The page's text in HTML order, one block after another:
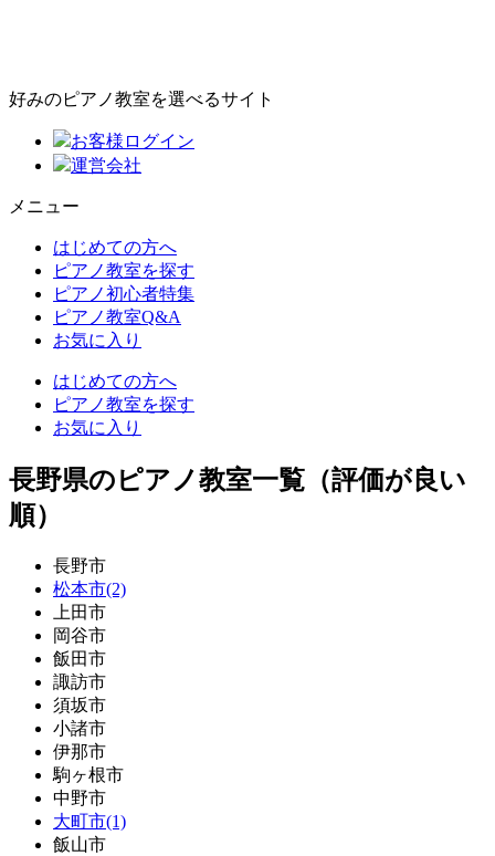
好みのピアノ教室を選べるサイト
お客様ログイン
運営会社
メニュー
はじめての方へ
ピアノ教室を探す
ピアノ初心者特集
ピアノ教室Q&A
お気に入り
はじめての方へ
ピアノ教室を探す
お気に入り
長野県のピアノ教室一覧（評価が良い
順）
長野市
松本市(2)
上田市
岡谷市
飯田市
諏訪市
須坂市
小諸市
伊那市
駒ヶ根市
中野市
大町市(1)
飯山市